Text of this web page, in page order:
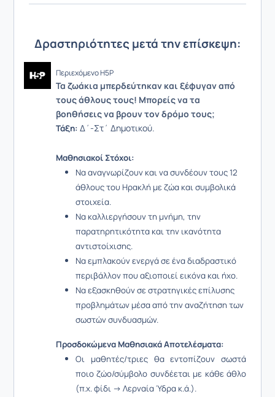
Δραστηριότητες μετά την επίσκεψη:
Περιεχόμενο H5P
Τα ζωάκια μπερδεύτηκαν και ξέφυγαν από
τους άθλους τους! Μπορείς να τα
βοηθήσεις να βρουν τον δρόμο τους;
Τάξη: Δ΄-Στ΄ Δημοτικού.
Μαθησιακοί Στόχοι:
Να αναγνωρίζουν και να συνδέουν τους 12
άθλους του Ηρακλή με ζώα και συμβολικά
στοιχεία.
Να καλλιεργήσουν τη μνήμη, την
παρατηρητικότητα και την ικανότητα
αντιστοίχισης.
Να εμπλακούν ενεργά σε ένα διαδραστικό
περιβάλλον που αξιοποιεί εικόνα και ήχο.
Να εξασκηθούν σε στρατηγικές επίλυσης
προβλημάτων μέσα από την αναζήτηση των
σωστών συνδυασμών.
Προσδοκώμενα Μαθησιακά Αποτελέσματα:
Οι μαθητές/τριες θα εντοπίζουν σωστά
ποιο ζώο/σύμβολο συνδέεται με κάθε άθλο
(π.χ. φίδι → Λερναία Ύδρα κ.ά.).